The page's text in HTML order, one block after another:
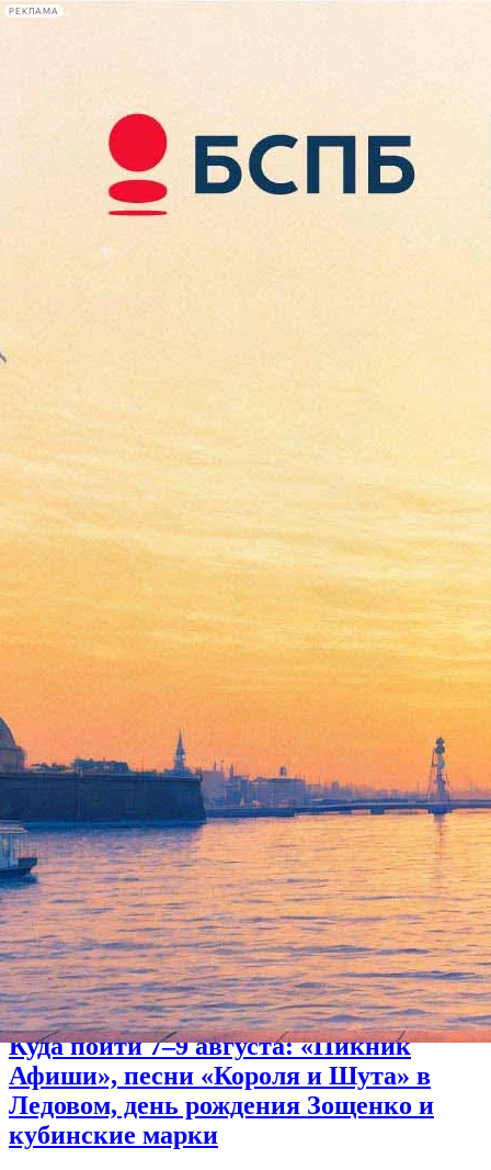
РЕКЛАМА
Сегодня:
2026.08.08
08:28
Афиша Plus
22 декабря 2017, пятница
Новогодние ярмарки Петербурга: выбор "Фонтанки"
На русском впервые выйдет автобиография Брюса Ли
Куда пойти 22-24 декабря: Деды Морозы, ледовые
скульптуры и Рождественская ярмарка
Куда пойти 7–9 августа: «Пикник
Афиши», песни «Короля и Шута» в
Ледовом, день рождения Зощенко и
кубинские марки